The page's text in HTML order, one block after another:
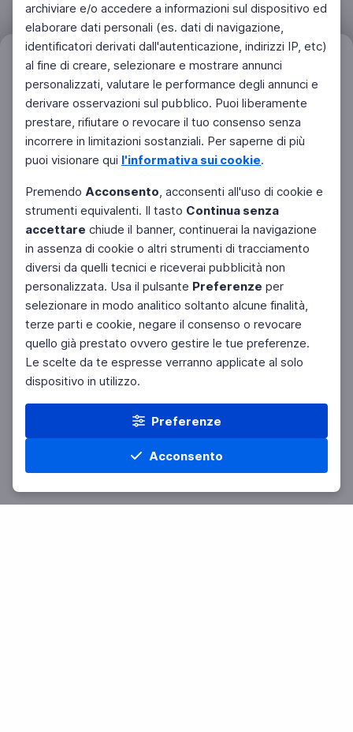
archiviare e/o accedere a informazioni sul dispositivo ed
elaborare dati personali (es. dati di navigazione,
identificatori derivati dall'autenticazione, indirizzi IP, etc)
al fine di creare, selezionare e mostrare annunci
personalizzati, valutare le performance degli annunci e
derivare osservazioni sul pubblico. Puoi liberamente
prestare, rifiutare o revocare il tuo consenso senza
incorrere in limitazioni sostanziali. Per saperne di più
puoi visionare qui l'informativa sui cookie.
Premendo Acconsento, acconsenti all'uso di cookie e
strumenti equivalenti. Il tasto Continua senza
accettare chiude il banner, continuerai la navigazione
in assenza di cookie o altri strumenti di tracciamento
diversi da quelli tecnici e riceverai pubblicità non
personalizzata. Usa il pulsante Preferenze per
selezionare in modo analitico soltanto alcune finalità,
terze parti e cookie, negare il consenso o revocare
quello già prestato ovvero gestire le tue preferenze.
Le scelte da te espresse verranno applicate al solo
dispositivo in utilizzo.
Preferenze
Acconsento
Home Materie Cerca Menu
Filtri Azzera
Facebook Twitter Instagram